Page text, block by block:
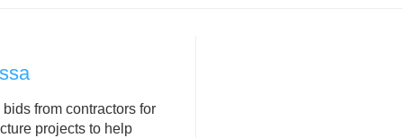
from contractors for
projects to help